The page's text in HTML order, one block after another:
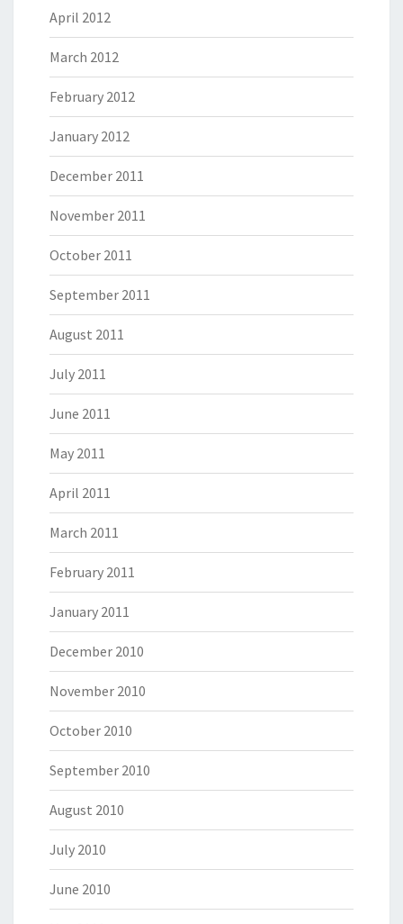
April 2012
March 2012
February 2012
January 2012
December 2011
November 2011
October 2011
September 2011
August 2011
July 2011
June 2011
May 2011
April 2011
March 2011
February 2011
January 2011
December 2010
November 2010
October 2010
September 2010
August 2010
July 2010
June 2010